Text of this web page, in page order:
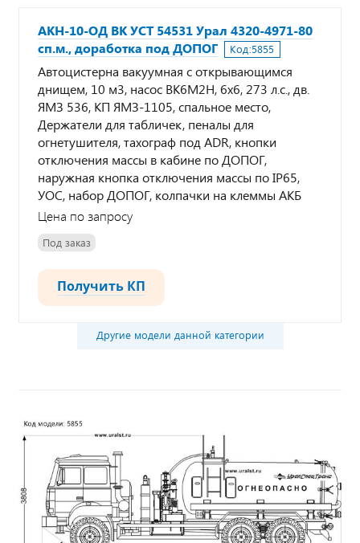
АКН-10-ОД ВК УСТ 54531 Урал 4320-4971-80
сп.м., доработка под ДОПОГ
Код:5855
Автоцистерна вакуумная с открывающимся
днищем, 10 м3, насос ВК6М2Н, 6х6, 273 л.с., дв.
ЯМЗ 536, КП ЯМЗ-1105, спальное место,
Держатели для табличек, пеналы для
огнетушителя, тахограф под ADR, кнопки
отключения массы в кабине по ДОПОГ,
наружная кнопка отключения массы по IP65,
УОС, набор ДОПОГ, колпачки на клеммы АКБ
Цена по запросу
Под заказ
Получить КП
Другие модели данной категории